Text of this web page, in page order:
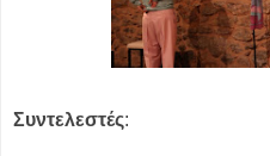
Συντελεστές: